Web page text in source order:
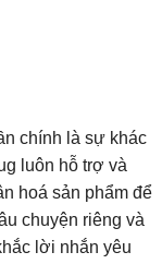
chính là sự khác
luôn hỗ trợ và
hoá sản phẩm để
chuyện riêng và
lời nhắn yêu